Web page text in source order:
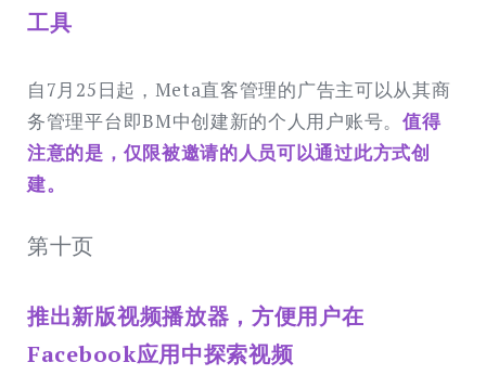
工具
自7月25日起，Meta直客管理的广告主可以从其商
务管理平台即BM中创建新的个人用户账号。 值得
注意的是，仅限被邀请的人员可以通过此方式创
建。
第十页
推出新版视频播放器，方便用户在
Facebook应用中探索视频